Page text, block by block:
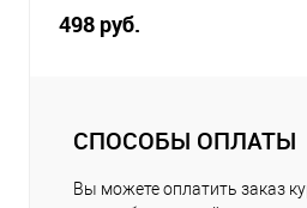
498 руб.
СПОСОБЫ ОПЛАТЫ
Вы можете оплатить заказ